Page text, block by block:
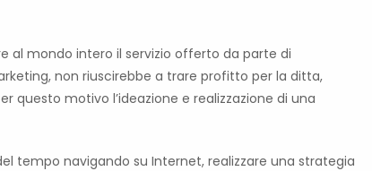
al mondo intero il servizio offerto da parte di
non riuscirebbe a trare profitto per la ditta,
questo motivo l’ideazione e realizzazione di una
tempo navigando su Internet, realizzare una strategia